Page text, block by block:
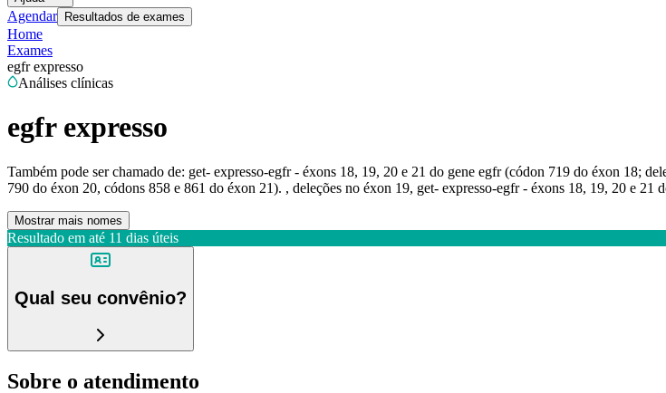
Agendar Resultados de exames
Home
Exames
egfr expresso
Análises clínicas
egfr expresso
Também pode ser chamado de: get- expresso-egfr - éxons 18, 19, 20 e 21 do gene egfr (códon 719 do éxon 18;
790 do éxon 20, códons 858 e 861 do éxon 21). , deleções no éxon 19, get- expresso-egfr - éxons 18, 19, 20 e 21
Mostrar mais nomes
Resultado em até 11 dias úteis
Qual seu convênio?
Sobre o atendimento